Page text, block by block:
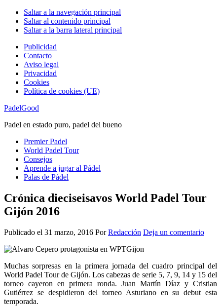
Saltar a la navegación principal
Saltar al contenido principal
Saltar a la barra lateral principal
Publicidad
Contacto
Aviso legal
Privacidad
Cookies
Política de cookies (UE)
PadelGood
Padel en estado puro, padel del bueno
Premier Padel
World Padel Tour
Consejos
Aprende a jugar al Pádel
Palas de Pádel
Crónica dieciseisavos World Padel Tour
Gijón 2016
Publicado el 31 marzo, 2016 PorRedacción Deja un comentario
Muchas sorpresas en la primera jornada del cuadro principal del
World Padel Tour de Gijón. Los cabezas de serie 5, 7, 9, 14 y 15 del
torneo cayeron en primera ronda. Juan Martín Díaz y Cristian
Gutiérrez se despidieron del torneo Asturiano en su debut esta
temporada.